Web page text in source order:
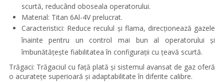
scurtă, reducând oboseala operatorului.
Material: Titan 6Al-4V prelucrat.
Caracteristici: Reduce reculul și flama, direcționează gazele
înainte pentru un control mai bun al operatorului și
îmbunătățește fiabilitatea în configurații cu țeavă scurtă.
Trăgaci: Trăgaciul cu față plată și sistemul avansat de gaz oferă
o acuratețe superioară și adaptabilitate în diferite calibre.